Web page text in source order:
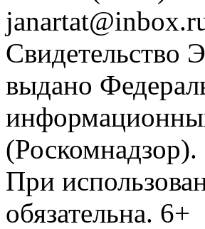
Свидетельство
выдано
(Роскомнадзор).
При
обязательна. 6+